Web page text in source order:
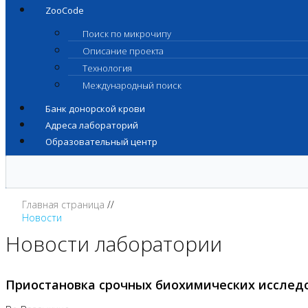
ZooCode
Поиск по микрочипу
Описание проекта
Технология
Международный поиск
Банк донорской крови
Адреса лабораторий
Образовательный центр
Главная страница
Новости
Новости лаборатории
Приостановка срочных биохимических